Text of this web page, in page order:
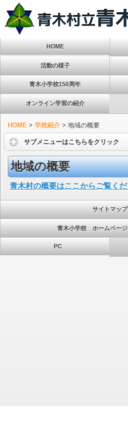
HOME
活動の様子
青木小学校150周年
オンライン学習の紹介
HOME > 学校紹介 > 地域の概要
サブメニューはこちらをクリック
地域の概要
青木村の概要はここからご覧くだ
サイトマップ
青木小学校 ホームページ
PC